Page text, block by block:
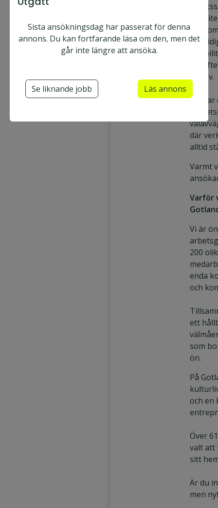
det
dig
behov.
Du har
där
alltid
Varmt
Varför
Vi är
200
enda
och
ett
som
ön.
På
och en
Över
valt att
sitt
Är du
men
Sista ansökningsdag har passerat för denna
annons. Du kan fortfarande läsa om den, men det
går inte längre att ansöka.
Se liknande jobb Läs annons